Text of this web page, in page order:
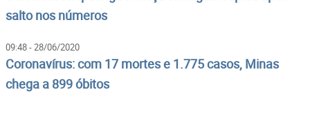
salto nos números
09:48 - 28/06/2020
Coronavírus: com 17 mortes e 1.775 casos, Minas
chega a 899 óbitos